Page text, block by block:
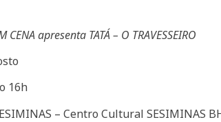
CENA apresenta TATÁ – O TRAVESSEIRO
16h
– Centro Cultural SESIMINAS